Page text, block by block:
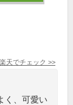
楽天でチェック >>
く、可愛い